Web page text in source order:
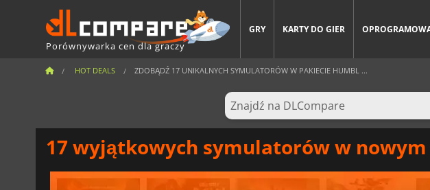
Porównywarka cen dla graczy
GRY KARTY DO GIER
HOT DEALS ZDOBĄDŹ 17 UNIKALNYCH SYMULATORÓW W PAKIECIE HUMBL ...
17 wyjątkowych symulatorów w